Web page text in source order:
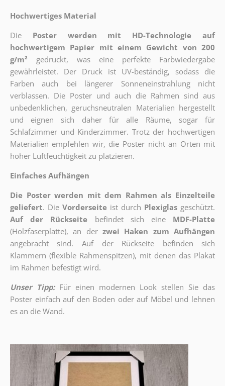
Hochwertiges Material
Die
Poster werden mit HD-Technologie auf
hochwertigem Papier mit einem Gewicht von 200
g/m²
gedruckt, was eine perfekte Farbwiedergabe
gewährleistet. Der Druck ist UV-beständig, sodass die
Farben auch bei längerer Sonneneinstrahlung nicht
verblassen. Die Poster und auch die Rahmen sind aus
unbedenklichen, geruchsneutralen Materialien hergestellt
und eignen sich daher für alle Räume, sogar für
Schlafzimmer und Kinderzimmer. Trotz der hochwertigen
Materialien empfehlen wir, die Poster nicht an Orten mit
hoher Luftfeuchtigkeit zu platzieren.
Einfaches Aufhängen
Die Poster werden mit dem Rahmen als Einzelteile
geliefert. Die Vorderseite ist durch Plexiglas geschützt.
Auf der Rückseite
befindet sich eine
MDF-Platte
(Holzfaserplatte), an der zwei Haken zum Aufhängen
angebracht sind.
Auf der Rückseite befinden sich
Klammern (flexible Rahmenspitzen), mit denen das Plakat
im Rahmen befestigt wird.
Unser Tipp: Für einen modernen Look stellen Sie das
Poster einfach auf den Boden oder auf Möbel und lehnen
es an die Wand.